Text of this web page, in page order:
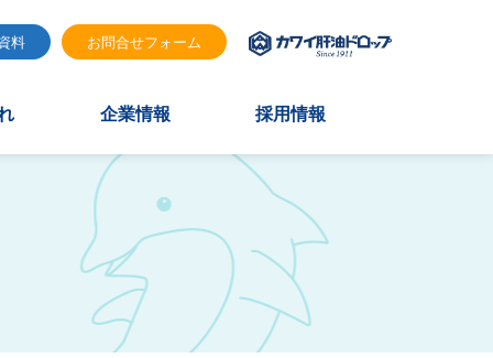
料 お問合せフォーム
企業情報 採用情報